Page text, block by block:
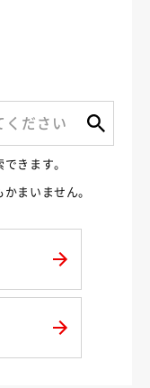
きます。
まいません。